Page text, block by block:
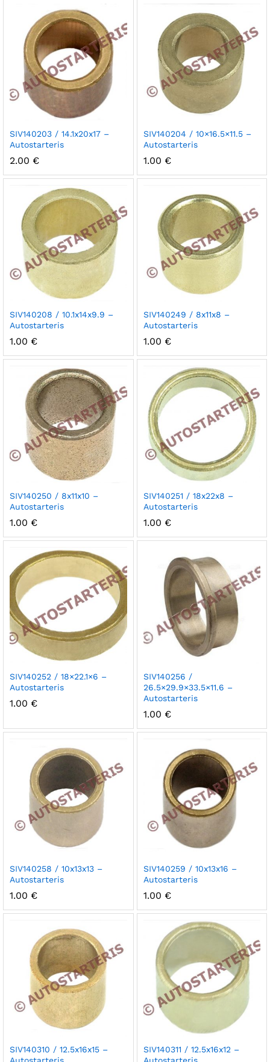
SIV140203 / 14.1x20x17 –
Autostarteris
2.00 €
SIV140204 / 10×16.5×11.5 –
Autostarteris
1.00 €
SIV140208 / 10.1x14x9.9 –
Autostarteris
1.00 €
SIV140249 / 8x11x8 –
Autostarteris
1.00 €
SIV140250 / 8x11x10 –
Autostarteris
1.00 €
SIV140251 / 18x22x8 –
Autostarteris
1.00 €
SIV140252 / 18×22.1×6 –
Autostarteris
1.00 €
SIV140256 /
26.5×29.9×33.5×11.6 –
Autostarteris
1.00 €
SIV140258 / 10x13x13 –
Autostarteris
1.00 €
SIV140259 / 10x13x16 –
Autostarteris
1.00 €
SIV140310 / 12.5x16x15 –
SIV140311 / 12.5x16x12 –